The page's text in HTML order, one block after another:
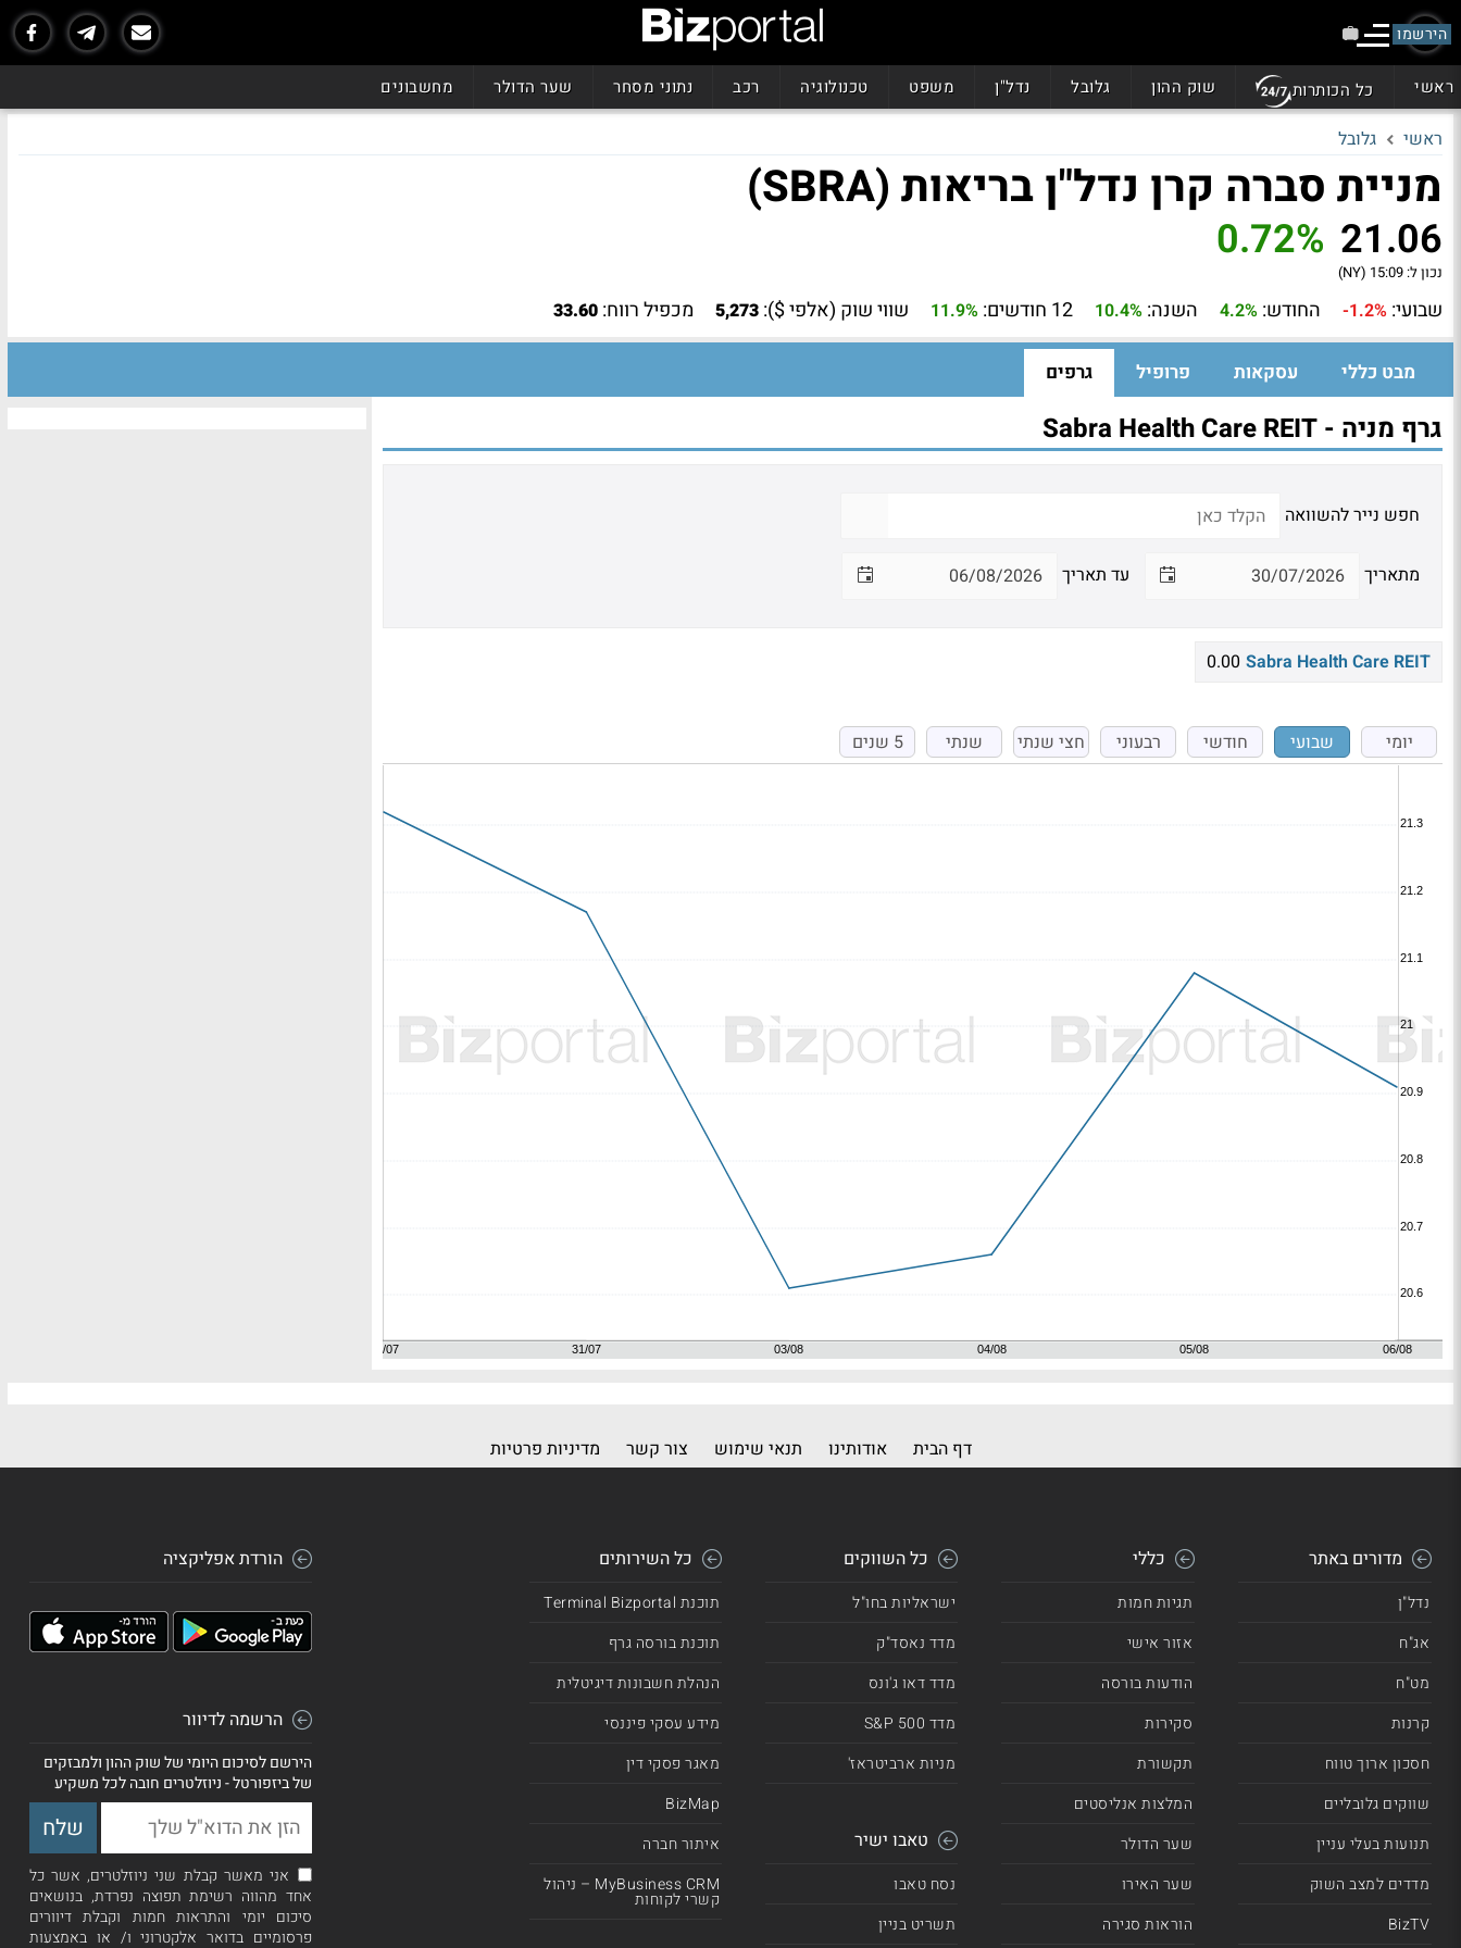
הירשמו
ראשי כל הכותרות שוק ההון גלובל נדל"ן משפט טכנולוגיה רכב נתוני מסחר שער הדולר מחשבונים
ראשי גלובל
מניית סברה קרן נדל"ן בריאות (SBRA)
21.06
0.72%
נכון ל: 15:09 (NY)
שבועי: -1.2% החודש: 4.2% השנה: 10.4% 12 חודשים: 11.9% שווי שוק (אלפי $): 5,273 מכפיל רווח: 33.60
מבט כללי עסקאות פרופיל גרפים
גרף מניה - Sabra Health Care REIT
חפש נייר להשוואה
מתאריך עד תאריך
Sabra Health Care REIT
0.00
יומי שבועי חודשי רבעוני חצי שנתי שנתי 5 שנים
דף הבית אודותינו תנאי שימוש צור קשר מדיניות פרטיות
מדורים באתר
נדל"ן
אג"ח
מט"ח
קרנות
חסכון ארוך טווח
שווקים גלובליים
תנועות בעלי עניין
מדדים למצב השוק
BizTV
כללי
תגיות חמות
אזור אישי
הודעות בורסה
סקירות
תקשורת
המלצות אנליסטים
שער הדולר
שער האירו
הוראות סגירה
כל השווקים
ישראליות בחו"ל
מדד נאסד"ק
מדד דאו ג'ונס
מדד 500 S&P
מניות ארביטראז'
טאבו ישיר
נסח טאבו
תשריט בניין
כל השירותים
תוכנת Terminal Bizportal
תוכנת בורסה גרף
הנהלת חשבונות דיגיטלית
מידע עסקי פיננסי
מאגר פסקי דין
BizMap
איתור חברה
MyBusiness CRM – ניהול
קשרי לקוחות
הורדת אפליקציה
הרשמה לדיוור
הירשם לסיכום היומי של שוק ההון ולמבזקים
של ביזפורטל - ניוזלטרים חובה לכל משקיע
אני מאשר קבלת שני ניוזלטרים, אשר כל
אחד מהווה רשימת תפוצה נפרדת, בנושאים
סיכום יומי והתראות חמות וקבלת דיוורים
פרסומיים בדואר אלקטרוני ו/ או באמצעות